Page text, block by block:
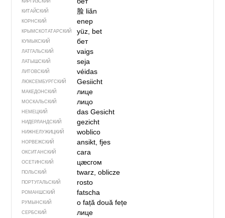
КИРГИЗСКИЙ
КИТАЙСКИЙ 脸 liǎn
КОРНСКИЙ enep
КРЫМСКО­ТАТАРСКИЙ yüz, bet
КУМЫКСКИЙ бет
ЛАТГАЛЬСКИЙ vaigs
ЛАТЫШСКИЙ seja
ЛИТОВСКИЙ véidas
ЛЮКСЕМБУРГСКИЙ Gesiicht
МАКЕДОНСКИЙ лице
МОСКАЛЬСКИЙ лицо
НЕМЕЦКИЙ das Gesicht
НИДЕРЛАНДСКИЙ gezicht
НИЖНЕЛУЖИЦКИЙ woblico
НОРВЕЖСКИЙ ansikt, fjes
ОКСИТАНСКИЙ cara
ОСЕТИНСКИЙ цӕсгом
ПОЛЬСКИЙ twarz, oblicze
ПОРТУГАЛЬСКИЙ rosto
РОМАНШСКИЙ fatscha
РУМЫНСКИЙ o fațădouă fețe
СЕРБСКИЙ лице